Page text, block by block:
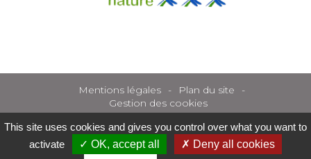
Mentions légales
Plan du site
Gestion des cookies
This site uses cookies and gives you control over what you want to
activate
OK, accept all
Deny all cookies